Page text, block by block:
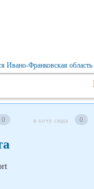
Ивано-Франковская область
0 я хочу сюда 0